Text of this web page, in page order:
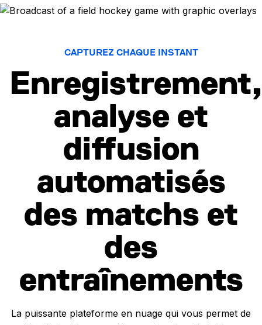
CAPTUREZ CHAQUE INSTANT
Enregistrement,
analyse et
diffusion
automatisés
des matchs et
des
entraînements
La puissante plateforme en nuage qui vous permet de